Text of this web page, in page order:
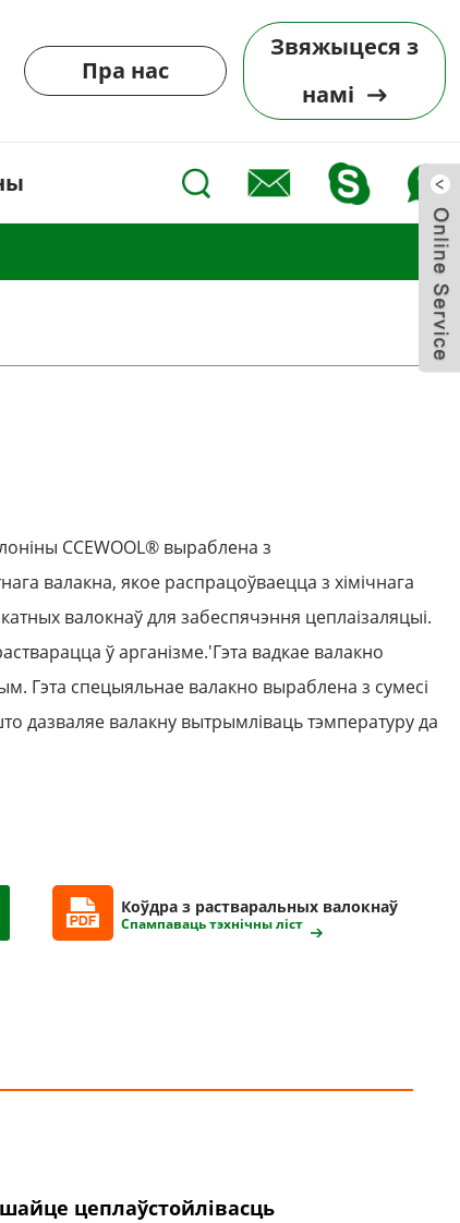
Пра нас
Звяжыцеся з
намі
CCEWOOL® выраблена з
валакна, якое распрацоўваецца з хімічнага
валокнаў для забеспячэння цеплаізаляцыі.
ў арганізме.'Гэта вадкае валакно
Гэта спецыяльнае валакно выраблена з сумесі
дазваляе валакну вытрымліваць тэмпературу да
Коўдра з растваральных валокнаў
Спампаваць тэхнічны ліст
цеплаўстойлівасць